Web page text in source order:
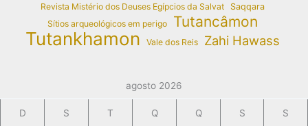
Revista Mistério dos Deuses Egípcios da Salvat
Saqqara
Sítios arqueológicos em perigo
Tutancâmon
Tutankhamon Vale dos Reis Zahi Hawass
agosto 2026
D S T Q Q S S